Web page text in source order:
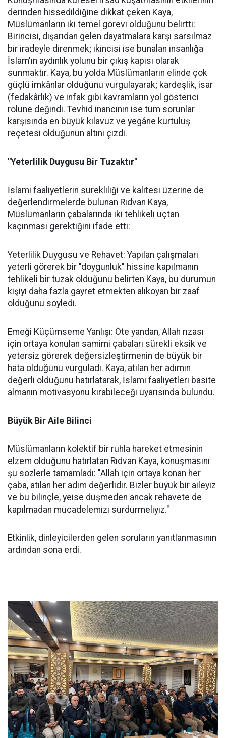
derinden hissedildiğine dikkat çeken Kaya,
Müslümanların iki temel görevi olduğunu belirtti:
Birincisi, dışarıdan gelen dayatmalara karşı sarsılmaz
bir iradeyle direnmek; ikincisi ise bunalan insanlığa
İslam'ın aydınlık yolunu bir çıkış kapısı olarak
sunmaktır. Kaya, bu yolda Müslümanların elinde çok
güçlü imkânlar olduğunu vurgulayarak; kardeşlik, isar
(fedakârlık) ve infak gibi kavramların yol gösterici
rolüne değindi. Tevhid inancının ise tüm sorunlar
karşısında en büyük kılavuz ve yegâne kurtuluş
reçetesi olduğunun altını çizdi.
"Yeterlilik Duygusu Bir Tuzaktır"
İslami faaliyetlerin sürekliliği ve kalitesi üzerine de
değerlendirmelerde bulunan Rıdvan Kaya,
Müslümanların çabalarında iki tehlikeli uçtan
kaçınması gerektiğini ifade etti:
Yeterlilik Duygusu ve Rehavet: Yapılan çalışmaları
yeterli görerek bir "doygunluk" hissine kapılmanın
tehlikeli bir tuzak olduğunu belirten Kaya, bu durumun
kişiyi daha fazla gayret etmekten alıkoyan bir zaaf
olduğunu söyledi.
Emeği Küçümseme Yanlışı: Öte yandan, Allah rızası
için ortaya konulan samimi çabaları sürekli eksik ve
yetersiz görerek değersizleştirmenin de büyük bir
hata olduğunu vurguladı. Kaya, atılan her adımın
değerli olduğunu hatırlatarak, İslami faaliyetleri basite
almanın motivasyonu kırabileceği uyarısında bulundu.
Büyük Bir Aile Bilinci
Müslümanların kolektif bir ruhla hareket etmesinin
elzem olduğunu hatırlatan Rıdvan Kaya, konuşmasını
şu sözlerle tamamladı: "Allah için ortaya konan her
çaba, atılan her adım değerlidir. Bizler büyük bir aileyiz
ve bu bilinçle, yeise düşmeden ancak rehavete de
kapılmadan mücadelemizi sürdürmeliyiz."
Etkinlik, dinleyicilerden gelen soruların yanıtlanmasının
ardından sona erdi.